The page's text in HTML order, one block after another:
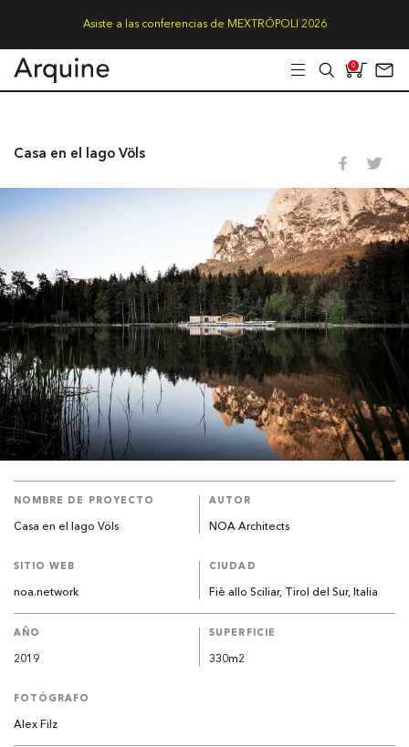
Asiste a las conferencias de MEXTRÓPOLI 2026
0
Casa en el lago Völs
NOMBRE DE PROYECTO
Casa en el lago Völs
AUTOR
NOA Architects
SITIO WEB
noa.network
CIUDAD
Fiè allo Sciliar, Tirol del Sur, Italia
AÑO
2019
SUPERFICIE
330m2
FOTÓGRAFO
Alex Filz